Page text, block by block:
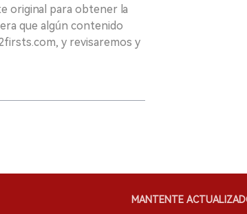
original para obtener la
que algún contenido
y revisaremos y
MANTENTE